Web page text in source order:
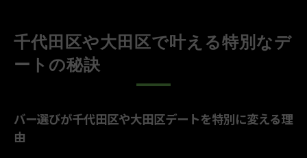
千代田区や大田区で叶える特別なデ
ートの秘訣
バー選びが千代田区や大田区デートを特別に変える理
由